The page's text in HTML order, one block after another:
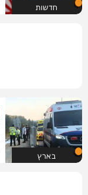
חדשות
בארץ